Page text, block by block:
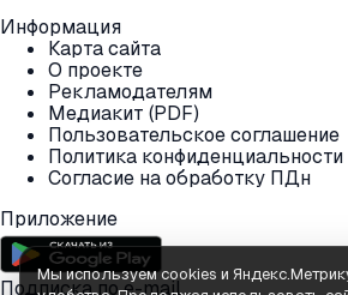
Информация
Карта сайта
О проекте
Рекламодателям
Медиакит (PDF)
Пользовательское соглашение
Политика конфиденциальности
Согласие на обработку ПДн
Приложение
Подписка по e-mail
Мы используем cookies и